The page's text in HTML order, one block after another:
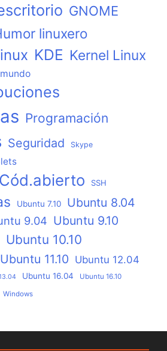
GNOME
linuxero
KDE Kernel Linux
Programación
Seguridad Skype
SSH
Ubuntu 7.10 Ubuntu 8.04
9.04 Ubuntu 9.10
Ubuntu 10.10
Ubuntu 11.10 Ubuntu 12.04
Ubuntu 16.04 Ubuntu 16.10
Windows